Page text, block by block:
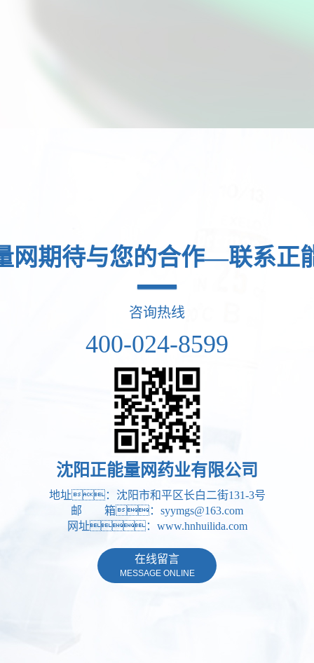
网期待与您的合作—联系正
咨询热线
400-024-8599
沈阳正能量网药业有限公司
地址：沈阳市和平区长白二街131-3号
邮 箱：syymgs@163.com
网址：www.hnhuilida.com
在线留言
MESSAGE ONLINE